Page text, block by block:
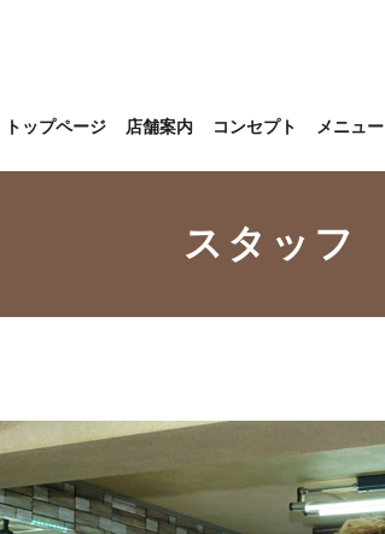
トップページ 店舗案内 コンセプト メニュー
スタッフ